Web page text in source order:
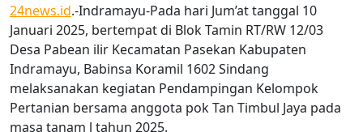
24news.id.-Indramayu-Pada hari Jum’at tanggal 10
Januari 2025, bertempat di Blok Tamin RT/RW 12/03
Desa Pabean ilir Kecamatan Pasekan Kabupaten
Indramayu, Babinsa Koramil 1602 Sindang
melaksanakan kegiatan Pendampingan Kelompok
Pertanian bersama anggota pok Tan Timbul Jaya pada
masa tanam l tahun 2025.